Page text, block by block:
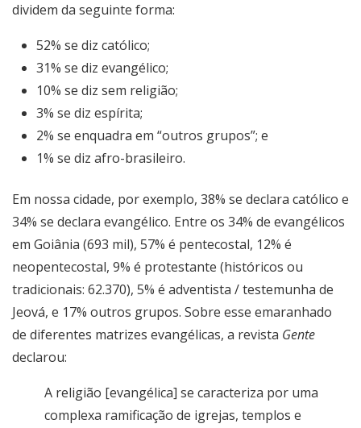
dividem da seguinte forma:
52% se diz católico;
31% se diz evangélico;
10% se diz sem religião;
3% se diz espírita;
2% se enquadra em “outros grupos”; e
1% se diz afro-brasileiro.
Em nossa cidade, por exemplo, 38% se declara católico e
34% se declara evangélico. Entre os 34% de evangélicos
em Goiânia (693 mil), 57% é pentecostal, 12% é
neopentecostal, 9% é protestante (históricos ou
tradicionais: 62.370), 5% é adventista / testemunha de
Jeová, e 17% outros grupos. Sobre esse emaranhado
de diferentes matrizes evangélicas, a revista Gente
declarou:
A religião [evangélica] se caracteriza por uma
complexa ramificação de igrejas, templos e